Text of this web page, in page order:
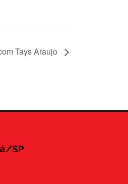
Tays Araujo
SP